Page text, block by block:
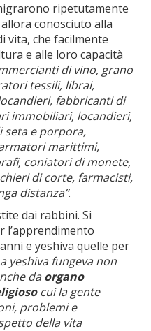
ripetutamente
conosciuto alla
vita, che facilmente
e alle loro capacità
di vino, grano
tessili, librai,
fabbricanti di
immobiliari, locandieri,
e porpora,
marittimi,
coniatori di monete,
di corte, farmacisti,
distanza”.
dai rabbini. Si
l’apprendimento
e yeshiva quelle per
yeshiva fungeva non
daorgano
cui la gente
problemi e
della vita